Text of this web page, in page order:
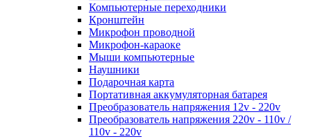
Компьютерные переходники
Кронштейн
Микрофон проводной
Микрофон-караоке
Мыши компьютерные
Наушники
Подарочная карта
Портативная аккумуляторная батарея
Преобразователь напряжения 12v - 220v
Преобразователь напряжения 220v - 110v /
110v - 220v